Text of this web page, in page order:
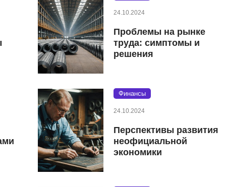
24.10.2024
Проблемы на рынке
труда: симптомы и
решения
Финансы
24.10.2024
Перспективы развития
неофициальной
экономики